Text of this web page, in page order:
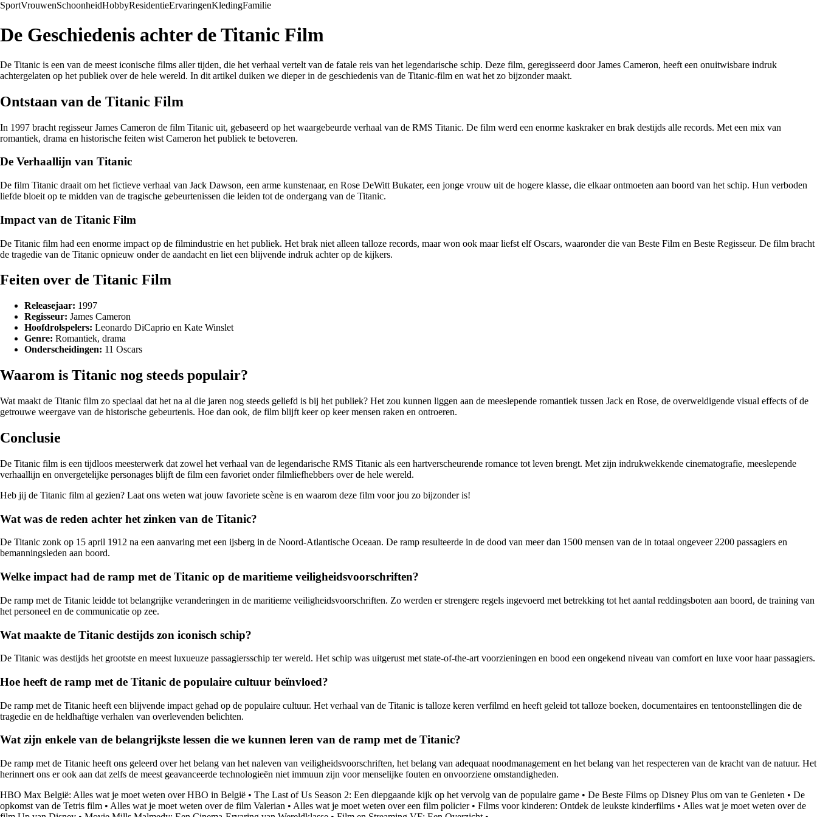
SportVrouwenSchoonheidHobbyResidentieErvaringenKledingFamilie
De Geschiedenis achter de Titanic Film
De Titanic is een van de meest iconische films aller tijden, die het verhaal vertelt van de fatale reis van het legendarische schip. Deze film, geregisseerd door James Cameron, heeft een onuitwisbare indruk
achtergelaten op het publiek over de hele wereld. In dit artikel duiken we dieper in de geschiedenis van de Titanic-film en wat het zo bijzonder maakt.
Ontstaan van de Titanic Film
In 1997 bracht regisseur James Cameron de film Titanic uit, gebaseerd op het waargebeurde verhaal van de RMS Titanic. De film werd een enorme kaskraker en brak destijds alle records. Met een mix van
romantiek, drama en historische feiten wist Cameron het publiek te betoveren.
De Verhaallijn van Titanic
De film Titanic draait om het fictieve verhaal van Jack Dawson, een arme kunstenaar, en Rose DeWitt Bukater, een jonge vrouw uit de hogere klasse, die elkaar ontmoeten aan boord van het schip. Hun verboden
liefde bloeit op te midden van de tragische gebeurtenissen die leiden tot de ondergang van de Titanic.
Impact van de Titanic Film
De Titanic film had een enorme impact op de filmindustrie en het publiek. Het brak niet alleen talloze records, maar won ook maar liefst elf Oscars, waaronder die van Beste Film en Beste Regisseur. De film bracht
de tragedie van de Titanic opnieuw onder de aandacht en liet een blijvende indruk achter op de kijkers.
Feiten over de Titanic Film
Releasejaar: 1997
Regisseur: James Cameron
Hoofdrolspelers: Leonardo DiCaprio en Kate Winslet
Genre: Romantiek, drama
Onderscheidingen: 11 Oscars
Waarom is Titanic nog steeds populair?
Wat maakt de Titanic film zo speciaal dat het na al die jaren nog steeds geliefd is bij het publiek? Het zou kunnen liggen aan de meeslepende romantiek tussen Jack en Rose, de overweldigende visual effects of de
getrouwe weergave van de historische gebeurtenis. Hoe dan ook, de film blijft keer op keer mensen raken en ontroeren.
Conclusie
De Titanic film is een tijdloos meesterwerk dat zowel het verhaal van de legendarische RMS Titanic als een hartverscheurende romance tot leven brengt. Met zijn indrukwekkende cinematografie, meeslepende
verhaallijn en onvergetelijke personages blijft de film een favoriet onder filmliefhebbers over de hele wereld.
Heb jij de Titanic film al gezien? Laat ons weten wat jouw favoriete scène is en waarom deze film voor jou zo bijzonder is!
Wat was de reden achter het zinken van de Titanic?
De Titanic zonk op 15 april 1912 na een aanvaring met een ijsberg in de Noord-Atlantische Oceaan. De ramp resulteerde in de dood van meer dan 1500 mensen van de in totaal ongeveer 2200 passagiers en
bemanningsleden aan boord.
Welke impact had de ramp met de Titanic op de maritieme veiligheidsvoorschriften?
De ramp met de Titanic leidde tot belangrijke veranderingen in de maritieme veiligheidsvoorschriften. Zo werden er strengere regels ingevoerd met betrekking tot het aantal reddingsboten aan boord, de training van
het personeel en de communicatie op zee.
Wat maakte de Titanic destijds zon iconisch schip?
De Titanic was destijds het grootste en meest luxueuze passagiersschip ter wereld. Het schip was uitgerust met state-of-the-art voorzieningen en bood een ongekend niveau van comfort en luxe voor haar passagiers.
Hoe heeft de ramp met de Titanic de populaire cultuur beïnvloed?
De ramp met de Titanic heeft een blijvende impact gehad op de populaire cultuur. Het verhaal van de Titanic is talloze keren verfilmd en heeft geleid tot talloze boeken, documentaires en tentoonstellingen die de
tragedie en de heldhaftige verhalen van overlevenden belichten.
Wat zijn enkele van de belangrijkste lessen die we kunnen leren van de ramp met de Titanic?
De ramp met de Titanic heeft ons geleerd over het belang van het naleven van veiligheidsvoorschriften, het belang van adequaat noodmanagement en het belang van het respecteren van de kracht van de natuur. Het
herinnert ons er ook aan dat zelfs de meest geavanceerde technologieën niet immuun zijn voor menselijke fouten en onvoorziene omstandigheden.
HBO Max België: Alles wat je moet weten over HBO in België • The Last of Us Season 2: Een diepgaande kijk op het vervolg van de populaire game • De Beste Films op Disney Plus om van te Genieten • De
opkomst van de Tetris film • Alles wat je moet weten over de film Valerian • Alles wat je moet weten over een film policier• Films voor kinderen: Ontdek de leukste kinderfilms • Alles wat je moet weten over de